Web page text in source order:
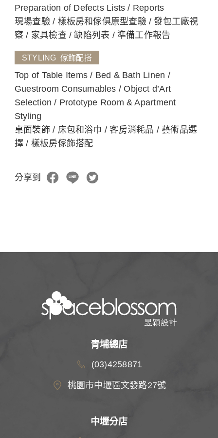
Preparation of Defects Lists / Reports
現場查驗 / 樣板房和傢俱原型查驗 / 發包工廠視
察 / 家具檢查 / 缺陷列表 / 準備工作報告
STYLING 傢飾配搭
Top of Table Items / Bed & Bath Linen /
Guestroom Consumables / Object d’Art
Selection / Prototype Room & Apartment
Styling
桌面裝飾 / 床包和浴巾 / 客房消耗品 / 藝術品選
擇 / 樣板房傢飾搭配
分享到
青埔總店
(03)4258871
桃園市中壢區文發路27號
中壢分店